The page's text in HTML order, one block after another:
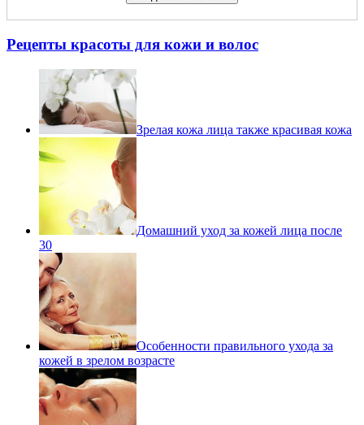
Рецепты красоты для кожи и волос
Зрелая кожа лица также красивая кожа
Домашний уход за кожей лица после
30
Особенности правильного ухода за
кожей в зрелом возрасте